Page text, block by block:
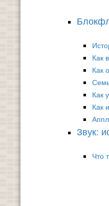
Как
Как
Как
Как
Звук:
Что